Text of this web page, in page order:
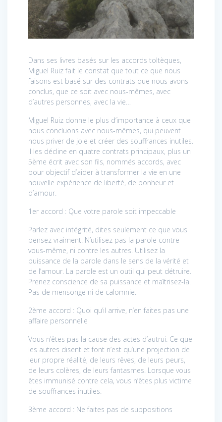
Dans ses livres basés sur les accords toltèques,
Miguel Ruiz fait le constat que tout ce que nous
faisons est basé sur des contrats que nous avons
conclus, que ce soit avec nous-mêmes, avec
d’autres personnes, avec la vie…
Miguel Ruiz donne le plus d’importance à ceux que
nous concluons avec nous-mêmes, qui peuvent
nous priver de joie et créer des souffrances inutiles.
Il les décline en quatre contrats principaux, plus un
5ème écrit avec son fils, nommés accords, avec
pour objectif d’aider à transformer la vie en une
nouvelle expérience de liberté, de bonheur et
d’amour.
1er accord : Que votre parole soit impeccable
Parlez avec intégrité, dites seulement ce que vous
pensez vraiment. N’utilisez pas la parole contre
vous-même, ni contre les autres. Utilisez la
puissance de la parole dans le sens de la vérité et
de l’amour. La parole est un outil qui peut détruire.
Prenez conscience de sa puissance et maîtrisez-la.
Pas de mensonge ni de calomnie.
2ème accord : Quoi qu’il arrive, n’en faites pas une
affaire personnelle
Vous n’êtes pas la cause des actes d’autrui. Ce que
les autres disent et font n’est qu’une projection de
leur propre réalité, de leurs rêves, de leurs peurs,
de leurs colères, de leurs fantasmes. Lorsque vous
êtes immunisé contre cela, vous n’êtes plus victime
de souffrances inutiles.
3ème accord : Ne faites pas de suppositions